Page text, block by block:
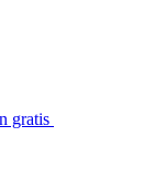
gratis